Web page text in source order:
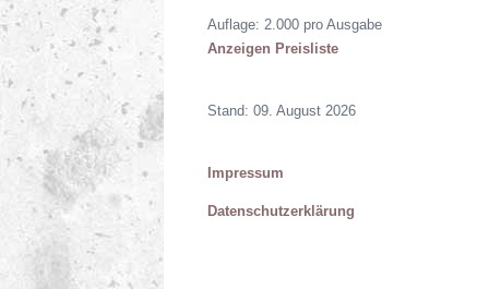
Auflage: 2.000 pro Ausgabe
Anzeigen Preisliste
Stand: 09. August 2026
Impressum
Datenschutzerklärung